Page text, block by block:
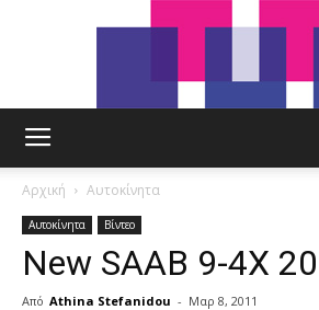
Αρχική Αυτοκίνητα
Αυτοκίνητα Βίντεο
New SAAB 9-4X
Από Athina Stefanidou - Μαρ 8, 2011